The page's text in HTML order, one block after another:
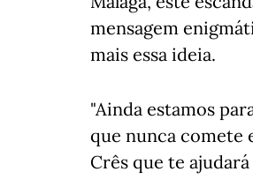
mensagem
mais essa ideia.
"Ainda estamos
que nunca comete
Crês que te